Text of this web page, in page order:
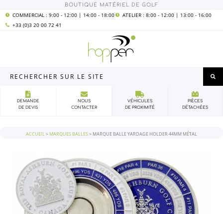
contenu
BOUTIQUE MATÉRIEL DE GOLF
COMMERCIAL : 9:00 - 12:00 | 14:00 - 18:00
ATELIER : 8:00 - 12:00 | 13:00 - 16:00
+33 (0)3 20 00 72 41
DEMANDE
DE DEVIS
NOUS
CONTACTER
VÉHICULES
DE PROXIMITÉ
PIÈCES
DÉTACHÉES
ACCUEIL> MARQUES BALLES> MARQUE BALLE YARDAGE HOLDER 44MM MÉTAL
Marque
balle
Yardage